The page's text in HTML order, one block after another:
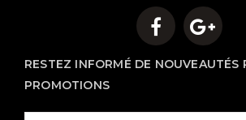
RESTEZ INFORMÉ DE NOUVEAUTÉS
PROMOTIONS